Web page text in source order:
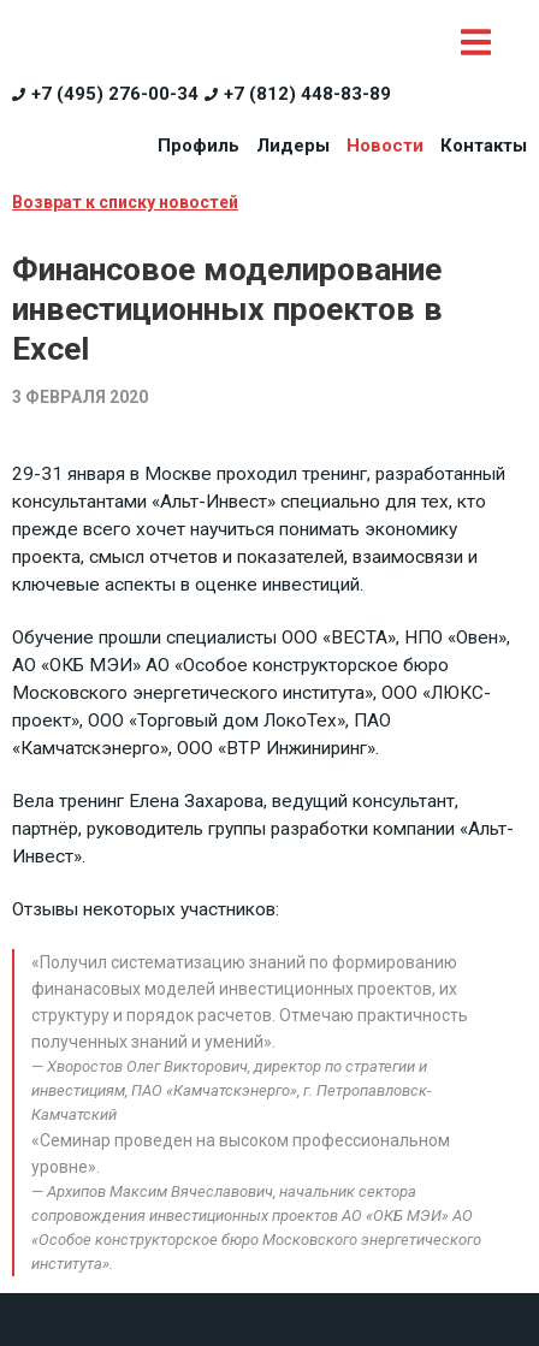
+7 (495) 276-00-34 +7 (812) 448-83-89
Профиль Лидеры Новости Контакты
Возврат к списку новостей
Финансовое моделирование
инвестиционных проектов в
Excel
3 ФЕВРАЛЯ 2020
29-31 января в Москве проходил тренинг, разработанный
консультантами «Альт-Инвест» специально для тех, кто
прежде всего хочет научиться понимать экономику
проекта, смысл отчетов и показателей, взаимосвязи и
ключевые аспекты в оценке инвестиций.
Обучение прошли специалисты ООО «ВЕСТА», НПО «Овен»,
АО «ОКБ МЭИ» АО «Особое конструкторское бюро
Московского энергетического института», ООО «ЛЮКС-
проект», ООО «Торговый дом ЛокоТех», ПАО
«Камчатскэнерго», ООО «ВТР Инжиниринг».
Вела тренинг Елена Захарова, ведущий консультант,
партнёр, руководитель группы разработки компании «Альт-
Инвест».
Отзывы некоторых участников:
«Получил систематизацию знаний по формированию
финанасовых моделей инвестиционных проектов, их
структуру и порядок расчетов. Отмечаю практичность
полученных знаний и умений».
Хворостов Олег Викторович, директор по стратегии и
инвестициям, ПАО «Камчатскэнерго», г. Петропавловск-
Камчатский
«Семинар проведен на высоком профессиональном
уровне».
Архипов Максим Вячеславович, начальник сектора
сопровождения инвестиционных проектов АО «ОКБ МЭИ» АО
«Особое конструкторское бюро Московского энергетического
института».